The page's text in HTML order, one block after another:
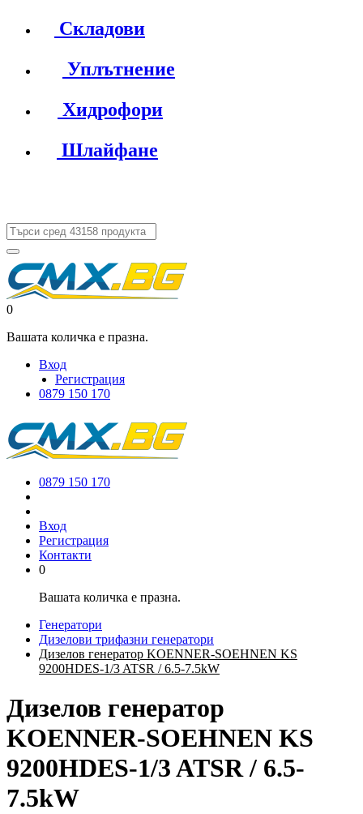
Складови
Уплътнение
Хидрофори
Шлайфане
0
Вашата количка е празна.
Вход
Регистрация
0879 150 170
0879 150 170
Вход
Регистрация
Контакти
0
Вашата количка е празна.
Генератори
Дизелови трифазни генератори
Дизелов генератор KOENNER-SOEHNEN KS
9200HDES-1/3 ATSR / 6.5-7.5kW
Дизелов генератор
KOENNER-SOEHNEN KS
9200HDES-1/3 ATSR / 6.5-
7.5kW